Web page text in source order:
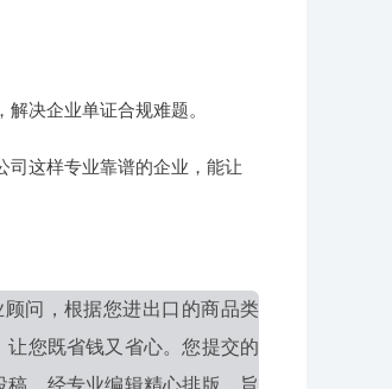
决企业单证合规难题。
司这样专业靠谱的企业，能让
问，根据您进出口的商品类
您既省钱又省心。您提交的